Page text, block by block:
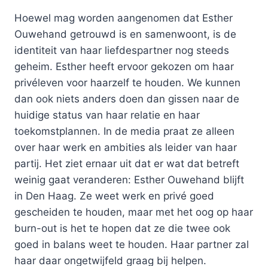
Hoewel mag worden aangenomen dat Esther
Ouwehand getrouwd is en samenwoont, is de
identiteit van haar liefdespartner nog steeds
geheim. Esther heeft ervoor gekozen om haar
privéleven voor haarzelf te houden. We kunnen
dan ook niets anders doen dan gissen naar de
huidige status van haar relatie en haar
toekomstplannen. In de media praat ze alleen
over haar werk en ambities als leider van haar
partij. Het ziet ernaar uit dat er wat dat betreft
weinig gaat veranderen: Esther Ouwehand blijft
in Den Haag. Ze weet werk en privé goed
gescheiden te houden, maar met het oog op haar
burn-out is het te hopen dat ze die twee ook
goed in balans weet te houden. Haar partner zal
haar daar ongetwijfeld graag bij helpen.